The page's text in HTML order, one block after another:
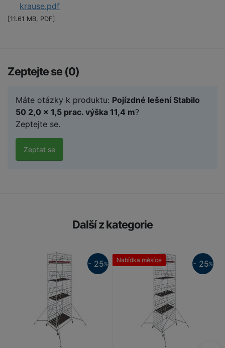
krause.pdf
[11.61 MB, PDF]
Zeptejte se (0)
Máte otázky k produktu: Pojízdné lešení Stabilo
50 2,0 x 1,5 prac. výška 11,4 m?
Zeptejte se.
Zeptat se
Další z kategorie
- 25%
Nabídka měsíce
- 25%